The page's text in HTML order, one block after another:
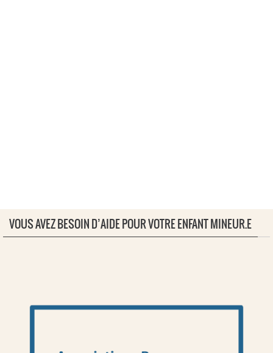
VOUS AVEZ BESOIN D’AIDE POUR VOTRE ENFANT MINEUR.E